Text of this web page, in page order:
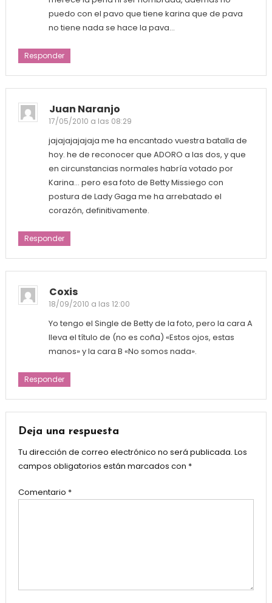
puedo con el pavo que tiene karina que de pava
no tiene nada se hace la pava…
Responder
Juan Naranjo
17/05/2010 a las 08:29
jajajajajajaja me ha encantado vuestra batalla de
hoy. he de reconocer que ADORO a las dos, y que
en circunstancias normales habría votado por
Karina… pero esa foto de Betty Missiego con
postura de Lady Gaga me ha arrebatado el
corazón, definitivamente.
Responder
Coxis
18/09/2010 a las 12:00
Yo tengo el Single de Betty de la foto, pero la cara A
lleva el título de (no es coña) «Estos ojos, estas
manos» y la cara B «No somos nada».
Responder
Deja una respuesta
Tu dirección de correo electrónico no será publicada. Los
campos obligatorios están marcados con *
Comentario *